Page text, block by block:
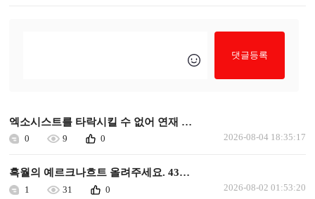
댓글등록
엑소시스트를 타락시킬 수 없어 연재 가능할까요
0 9 0 2026-08-04 18:35:17
흑월의 예르크나흐트 올려주세요. 43화 이후로 안올라왔습니다.
1 31 0 2026-08-02 01:53:20